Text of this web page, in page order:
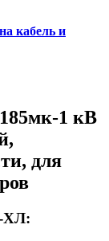
кабель и
1 кВ
для
ХЛ: